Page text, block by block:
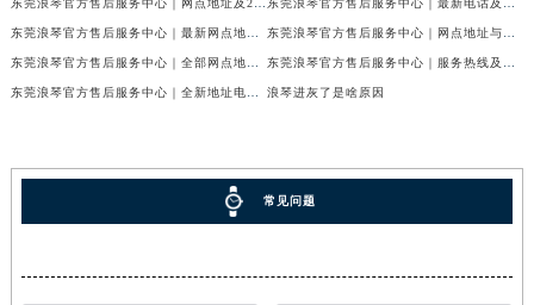
浪琴进灰了是啥原因
常见问题